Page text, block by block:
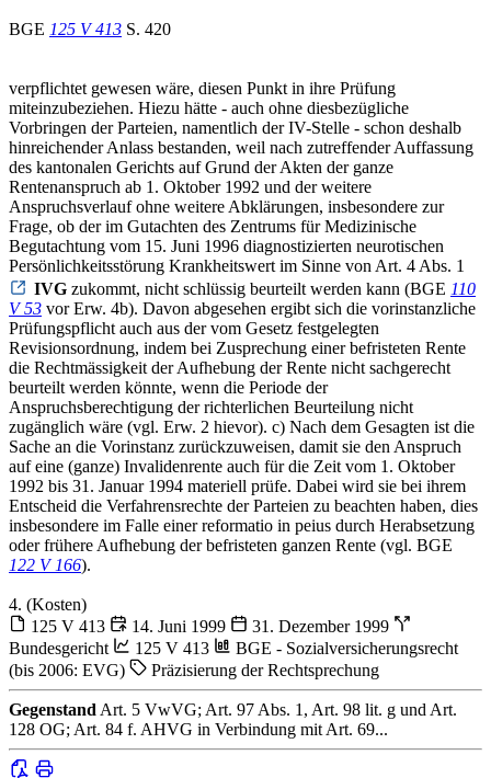
BGE 125 V 413 S. 420
verpflichtet gewesen wäre, diesen Punkt in ihre Prüfung
miteinzubeziehen. Hiezu hätte - auch ohne diesbezügliche
Vorbringen der Parteien, namentlich der IV-Stelle - schon deshalb
hinreichender Anlass bestanden, weil nach zutreffender Auffassung
des kantonalen Gerichts auf Grund der Akten der ganze
Rentenanspruch ab 1. Oktober 1992 und der weitere
Anspruchsverlauf ohne weitere Abklärungen, insbesondere zur
Frage, ob der im Gutachten des Zentrums für Medizinische
Begutachtung vom 15. Juni 1996 diagnostizierten neurotischen
Persönlichkeitsstörung Krankheitswert im Sinne von Art. 4 Abs. 1
IVG zukommt, nicht schlüssig beurteilt werden kann (BGE 110
V 53 vor Erw. 4b). Davon abgesehen ergibt sich die vorinstanzliche
Prüfungspflicht auch aus der vom Gesetz festgelegten
Revisionsordnung, indem bei Zusprechung einer befristeten Rente
die Rechtmässigkeit der Aufhebung der Rente nicht sachgerecht
beurteilt werden könnte, wenn die Periode der
Anspruchsberechtigung der richterlichen Beurteilung nicht
zugänglich wäre (vgl. Erw. 2 hievor). c) Nach dem Gesagten ist die
Sache an die Vorinstanz zurückzuweisen, damit sie den Anspruch
auf eine (ganze) Invalidenrente auch für die Zeit vom 1. Oktober
1992 bis 31. Januar 1994 materiell prüfe. Dabei wird sie bei ihrem
Entscheid die Verfahrensrechte der Parteien zu beachten haben, dies
insbesondere im Falle einer reformatio in peius durch Herabsetzung
oder frühere Aufhebung der befristeten ganzen Rente (vgl. BGE
122 V 166).
4. (Kosten)
125 V 413
14. Juni 1999
31. Dezember 1999
Bundesgericht
125 V 413
BGE - Sozialversicherungsrecht
(bis 2006: EVG)
Präzisierung der Rechtsprechung
Gegenstand Art. 5 VwVG; Art. 97 Abs. 1, Art. 98 lit. g und Art.
128 OG; Art. 84 f. AHVG in Verbindung mit Art. 69...